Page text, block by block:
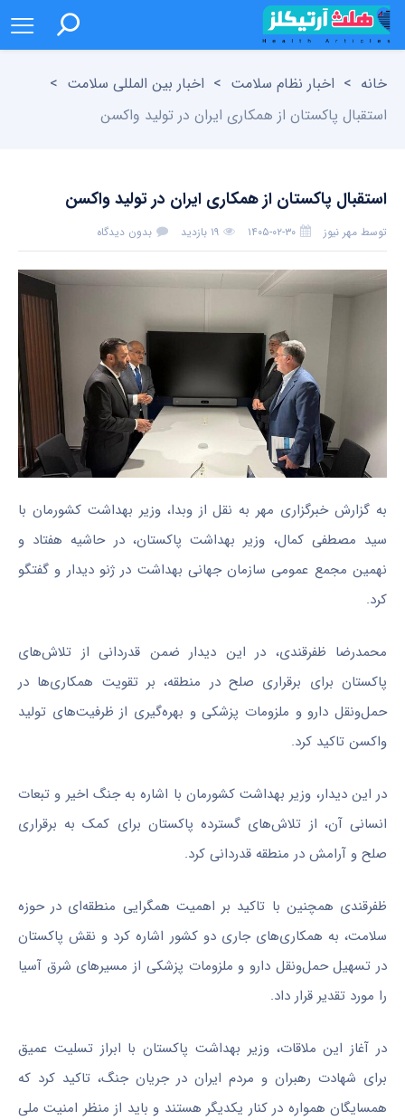
خانه > اخبار نظام سلامت > اخبار بین المللی سلامت >
استقبال پاکستان از همکاری ایران در تولید واکسن
استقبال پاکستان از همکاری ایران در تولید واکسن
توسط مهر نیوز ۱۴۰۵-۰۲-۳۰ ۱۹ بازدید بدون دیدگاه
به گزارش خبرگزاری مهر به نقل از وبدا، وزیر بهداشت کشورمان با
سید مصطفی کمال، وزیر بهداشت پاکستان، در حاشیه هفتاد و
نهمین مجمع عمومی سازمان جهانی بهداشت در ژنو دیدار و گفتگو
کرد.
محمدرضا ظفرقندی، در این دیدار ضمن قدردانی از تلاش‌های
پاکستان برای برقراری صلح در منطقه، بر تقویت همکاری‌ها در
حمل‌ونقل دارو و ملزومات پزشکی و بهره‌گیری از ظرفیت‌های تولید
واکسن تاکید کرد.
در این دیدار، وزیر بهداشت کشورمان با اشاره به جنگ اخیر و تبعات
انسانی آن، از تلاش‌های گسترده پاکستان برای کمک به برقراری
صلح و آرامش در منطقه قدردانی کرد.
ظفرقندی همچنین با تاکید بر اهمیت همگرایی منطقه‌ای در حوزه
سلامت، به همکاری‌های جاری دو کشور اشاره کرد و نقش پاکستان
در تسهیل حمل‌ونقل دارو و ملزومات پزشکی از مسیرهای شرق آسیا
را مورد تقدیر قرار داد.
در آغاز این ملاقات، وزیر بهداشت پاکستان با ابراز تسلیت عمیق
برای شهادت رهبران و مردم ایران در جریان جنگ، تاکید کرد که
همسایگان همواره در کنار یکدیگر هستند و باید از منظر امنیت ملی